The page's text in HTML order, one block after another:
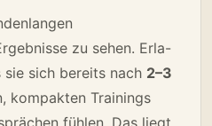
zu sehen. Erla-
sich bereits nach 2–3
kompakten Trainings